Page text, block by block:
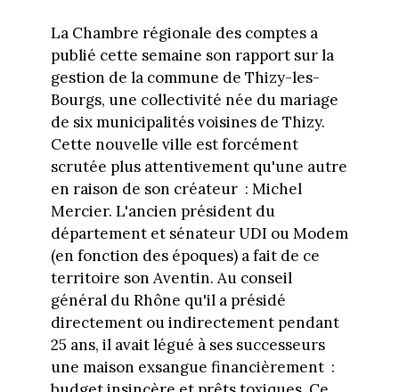
La Chambre régionale des comptes a
publié cette semaine son rapport sur la
gestion de la commune de Thizy-les-
Bourgs, une collectivité née du mariage
de six municipalités voisines de Thizy.
Cette nouvelle ville est forcément
scrutée plus attentivement qu'une autre
en raison de son créateur : Michel
Mercier. L'ancien président du
département et sénateur UDI ou Modem
(en fonction des époques) a fait de ce
territoire son Aventin. Au conseil
général du Rhône qu'il a présidé
directement ou indirectement pendant
25 ans, il avait légué à ses successeurs
une maison exsangue financièrement :